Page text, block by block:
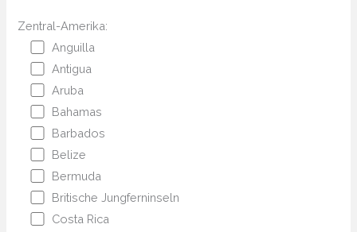
Zentral-Amerika:
Anguilla
Antigua
Aruba
Bahamas
Barbados
Belize
Bermuda
Britische Jungferninseln
Costa Rica